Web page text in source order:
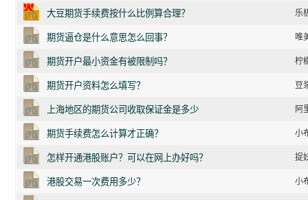
大豆期货手续费按什么比例算合理？ 乐
期货逼仓是什么意思怎么回事？ 唯
期货开户最小资金有被限制吗？ 柠
期货开户资料怎么填写？ 豆
上海地区的期货公司收取保证金是多少 阿
期货手续费怎么计算才正确？ 小
怎样开通港股账户？可以在网上办好吗？ 捉
港股交易一次费用多少？ 小